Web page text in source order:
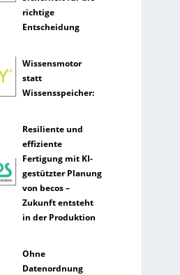
richtige
Entscheidung
Wissensmotor
statt
Wissensspeicher:
Resiliente und
effiziente
Fertigung mit KI-
gestützter Planung
von becos –
Zukunft entsteht
in der Produktion
Ohne
Datenordnung